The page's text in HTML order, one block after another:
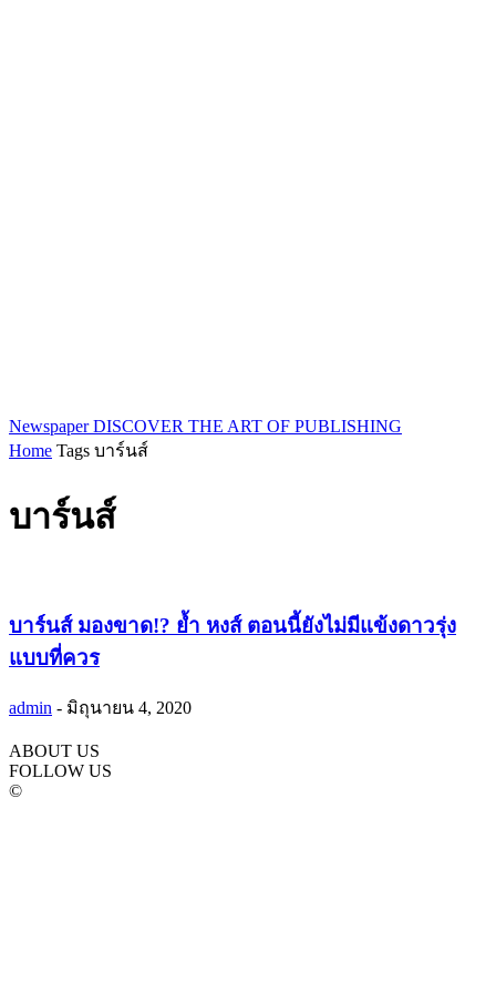
Newspaper DISCOVER THE ART OF PUBLISHING
Home Tags บาร์นส์
บาร์นส์
บาร์นส์ มองขาด!? ย้ำ หงส์ ตอนนี้ยังไม่มีแข้งดาวรุ่ง
แบบที่ควร
admin - มิถุนายน 4, 2020
ABOUT US
FOLLOW US
©